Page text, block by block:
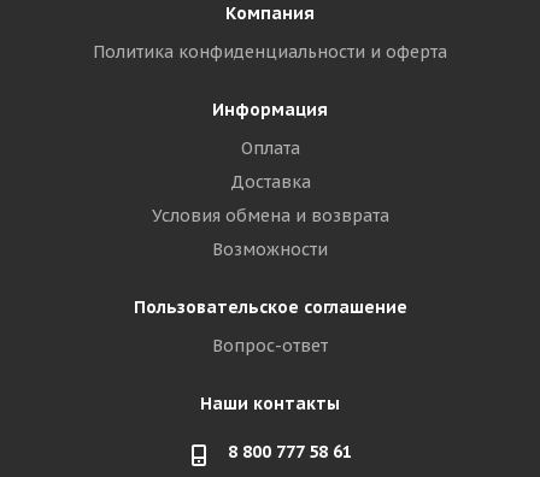
Компания
Политика конфиденциальности и оферта
Информация
Оплата
Доставка
Условия обмена и возврата
Возможности
Пользовательское соглашение
Вопрос-ответ
Наши контакты
8 800 777 58 61